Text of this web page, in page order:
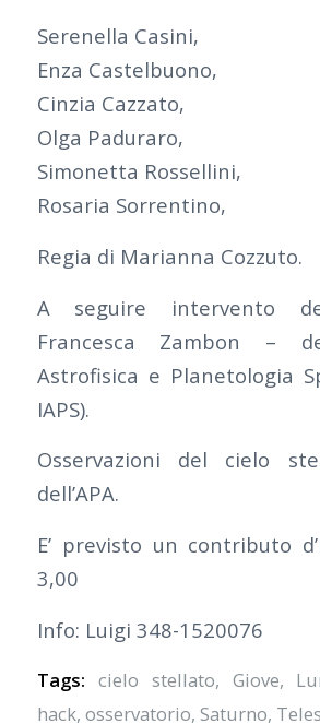
Serenella Casini,
Enza Castelbuono,
Cinzia Cazzato,
Olga Paduraro,
Simonetta Rossellini,
Rosaria Sorrentino,
Regia di Marianna Cozzuto.
A seguire intervento
Francesca Zambon –
Astrofisica e Planetologia
IAPS).
Osservazioni del cielo
dell’APA.
E’ previsto un contributo
3,00
Info: Luigi 348-1520076
Tags: cielo stellato, Giove,
hack, osservatorio, Saturno,